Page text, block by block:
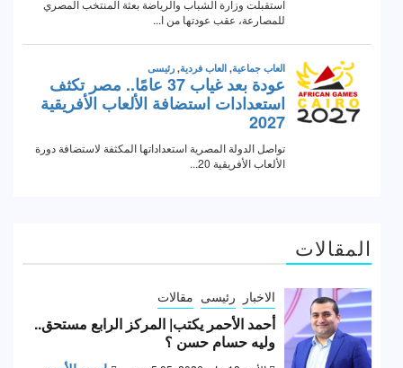
المقالات
الاخبار رئيسى مقالات
أحمد الأحمر يكتب| المركز الرابع مستحق..
وليه حسام حسن ؟